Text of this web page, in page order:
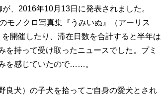
、2016年10月13日に発表されました。
モノクロ写真集『うみいぬ』（アーリス
開催したり、滞在日数を合計すると半年は
持って受け取ったニュースでした。プミ
を感じていたので……。
良犬）の子犬を拾ってご自身の愛犬とされ